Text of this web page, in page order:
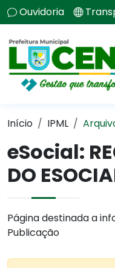
Ouvidoria
Início IPML
eSocial:
DO
Página destinada a
Publicação